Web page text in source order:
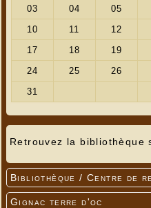
Retrouvez la
Bibliothèque / Centre de
Gignac terre d'oc